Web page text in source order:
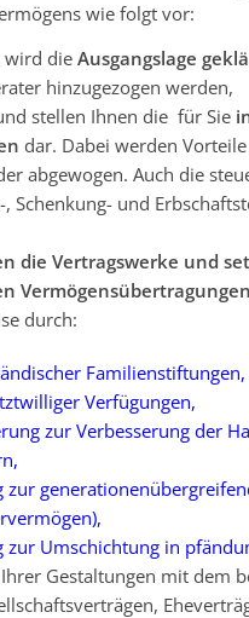
wie folgt vor:
wird die Ausgangslage
hinzugezogen werden,
stellen Ihnen die für Sie
dar. Dabei werden
abgewogen. Auch die
Schenkung- und
die Vertragswerke und
durch:
Familienstiftungen,
Verfügungen,
zur Verbesserung der
zur
zur Umschichtung in
Gestaltungen mit dem